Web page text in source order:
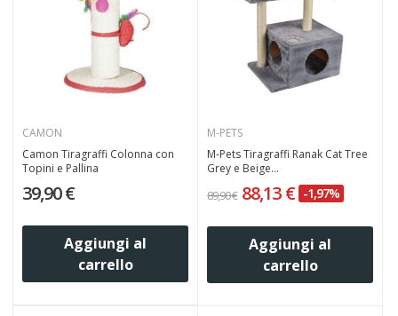
CAMON
Camon Tiragraffi Colonna con
Topini e Pallina
39,90 €
Aggiungi al
carrello
M-PETS
M-Pets Tiragraffi Ranak Cat Tree
Grey e Beige...
89,90 € 88,13 € -1,97%
Aggiungi al
carrello